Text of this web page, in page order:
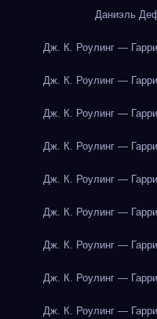
Даниэль
Дж. К. Роулинг —
Дж. К. Роулинг —
Дж. К. Роулинг —
Дж. К. Роулинг —
Дж. К. Роулинг —
Дж. К. Роулинг —
Дж. К. Роулинг —
Дж. К. Роулинг —
Дж. К. Роулинг —